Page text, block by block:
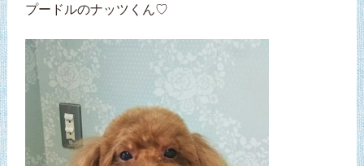
プードルのナッツくん♡